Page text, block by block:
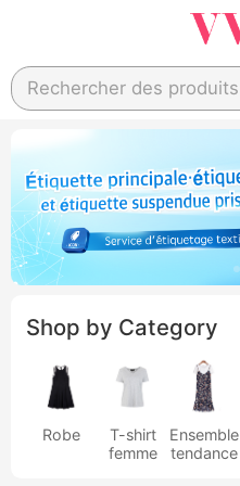
Rechercher des produits
Shop by Category
Robe
T-shirt
femme
Ensemble
tendance